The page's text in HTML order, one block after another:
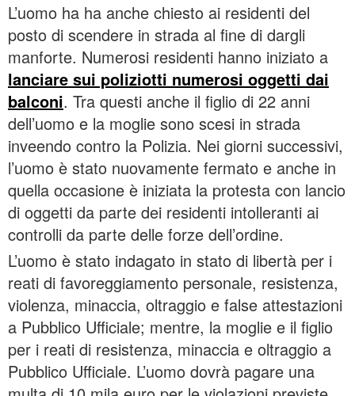
L’uomo ha ha anche chiesto ai residenti del
posto di scendere in strada al fine di dargli
manforte. Numerosi residenti hanno iniziato a
lanciare sui poliziotti numerosi oggetti dai
balconi. Tra questi anche il figlio di 22 anni
dell’uomo e la moglie sono scesi in strada
inveendo contro la Polizia. Nei giorni successivi,
l’uomo è stato nuovamente fermato e anche in
quella occasione è iniziata la protesta con lancio
di oggetti da parte dei residenti intolleranti ai
controlli da parte delle forze dell’ordine.
L’uomo è stato indagato in stato di libertà per i
reati di favoreggiamento personale, resistenza,
violenza, minaccia, oltraggio e false attestazioni
a Pubblico Ufficiale; mentre, la moglie e il figlio
per i reati di resistenza, minaccia e oltraggio a
Pubblico Ufficiale. L’uomo dovrà pagare una